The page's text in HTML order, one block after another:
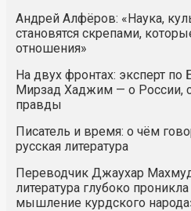
Андрей Алфёров: «Наука,
становятся скрепами,
отношения»
На двух фронтах: эксперт
Мирзад Хаджим — о России,
правды
Писатель и время: о чём
русская литература
Переводчик Джаухар
литература глубоко
мышление курдского